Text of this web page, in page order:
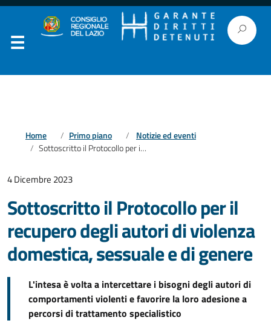
Home Primo piano
Notizie ed eventi
Sottoscritto il Protocollo per il recupero degli autori di violenza domestica, sessuale e di genere
4 Dicembre 2023
Sottoscritto il Protocollo per il
recupero degli autori di violenza
domestica, sessuale e di genere
L'intesa è volta a intercettare i bisogni degli autori di
comportamenti violenti e favorire la loro adesione a
percorsi di trattamento specialistico